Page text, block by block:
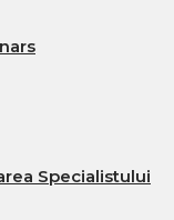
Specialistului